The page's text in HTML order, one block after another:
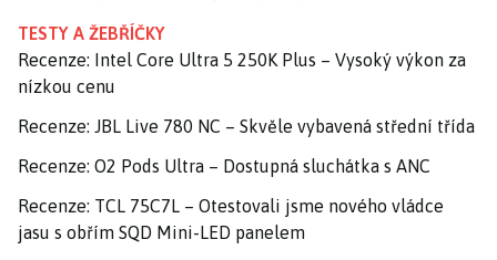
TESTY A ŽEBŘÍČKY
Recenze: Intel Core Ultra 5 250K Plus – Vysoký výkon za
nízkou cenu
Recenze: JBL Live 780 NC – Skvěle vybavená střední třída
Recenze: O2 Pods Ultra – Dostupná sluchátka s ANC
Recenze: TCL 75C7L – Otestovali jsme nového vládce
jasu s obřím SQD Mini-LED panelem